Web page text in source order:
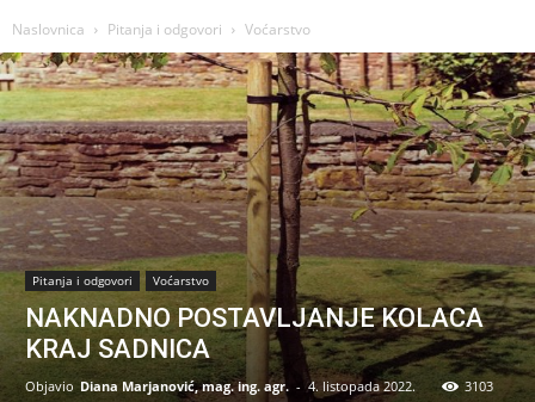
Naslovnica Pitanja i odgovori Voćarstvo
Pitanja i odgovori Voćarstvo
NAKNADNO POSTAVLJANJE KOLACA
KRAJ SADNICA
Objavio Diana Marjanović, mag. ing. agr. - 4. listopada 2022. 3103